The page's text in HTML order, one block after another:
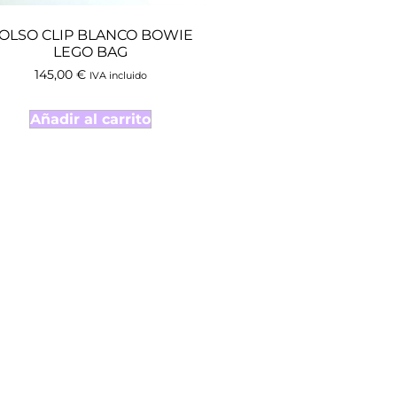
CLIP BLANCO BOWIE
LEGO BAG
145,00 € IVA incluido
Añadir al carrito